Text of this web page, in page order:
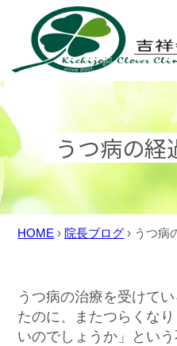
content
うつ病の経
HOME › 院長ブログ › うつ病
うつ病の治療を受けて
たのに、またつらくな
いのでしょうか」とい